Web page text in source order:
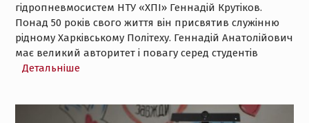
гідропневмосистем НТУ «ХПІ» Геннадій Крутіков.
Понад 50 років свого життя він присвятив служінню
рідному Харківському Політеху. Геннадій Анатолійович
має великий авторитет і повагу серед студентів
Детальнiше